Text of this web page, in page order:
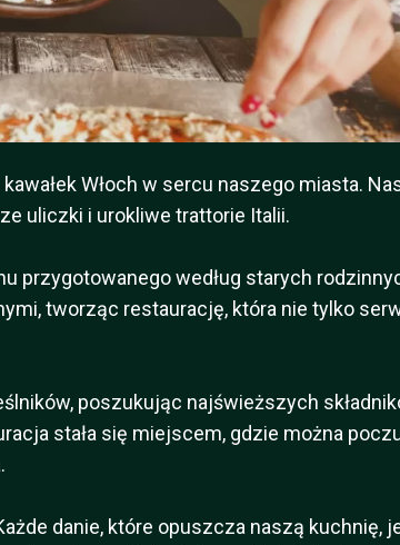
Włoch w sercu naszego miasta.
uliczki i urokliwe trattorie Italii.
przygotowanego według starych
tworząc restaurację, która nie tylko
poszukując najświeższych
stała się miejscem, gdzie można
danie, które opuszcza naszą kuchnię,